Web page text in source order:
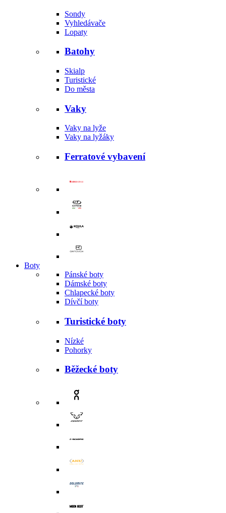
Sondy
Vyhledávače
Lopaty
Batohy
Skialp
Turistické
Do města
Vaky
Vaky na lyže
Vaky na lyžáky
Ferratové vybavení
Boty
Pánské boty
Dámské boty
Chlapecké boty
Dívčí boty
Turistické boty
Nízké
Pohorky
Běžecké boty